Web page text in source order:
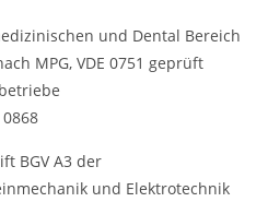
und Dental Bereich
MPG, VDE 0751 geprüft
BGV A3 der
und Elektrotechnik